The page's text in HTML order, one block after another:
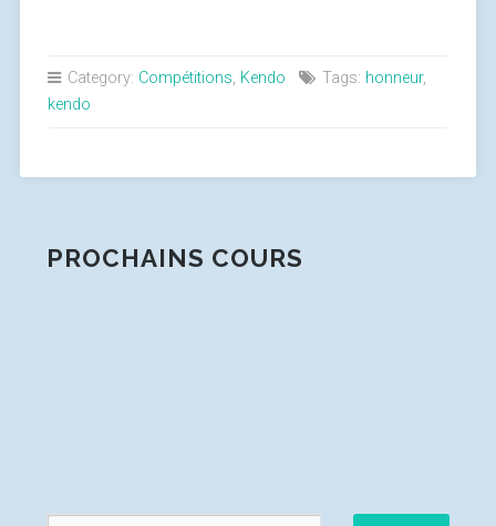
Category: Compétitions, Kendo Tags: honneur,
kendo
PROCHAINS COURS